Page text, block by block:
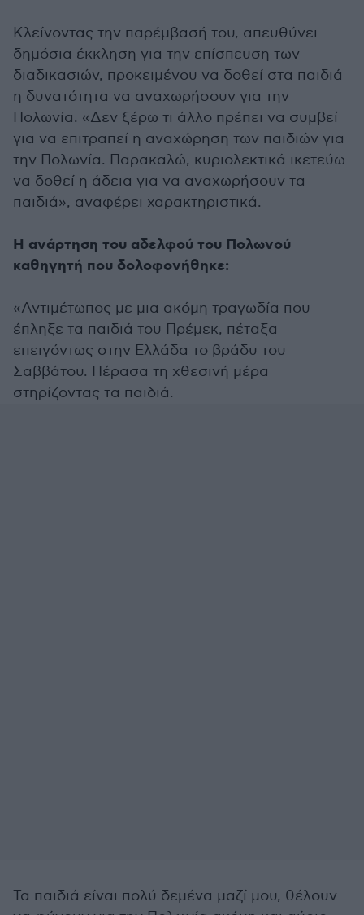
Κλείνοντας την παρέμβασή του, απευθύνει
δημόσια έκκληση για την επίσπευση των
διαδικασιών, προκειμένου να δοθεί στα παιδιά
η δυνατότητα να αναχωρήσουν για την
Πολωνία. «Δεν ξέρω τι άλλο πρέπει να συμβεί
για να επιτραπεί η αναχώρηση των παιδιών για
την Πολωνία. Παρακαλώ, κυριολεκτικά ικετεύω
να δοθεί η άδεια για να αναχωρήσουν τα
παιδιά», αναφέρει χαρακτηριστικά.
Η ανάρτηση του αδελφού του Πολωνού
καθηγητή που δολοφονήθηκε:
«Αντιμέτωπος με μια ακόμη τραγωδία που
έπληξε τα παιδιά του Πρέμεκ, πέταξα
επειγόντως στην Ελλάδα το βράδυ του
Σαββάτου. Πέρασα τη χθεσινή μέρα
στηρίζοντας τα παιδιά.
Τα παιδιά είναι πολύ δεμένα μαζί μου, θέλουν